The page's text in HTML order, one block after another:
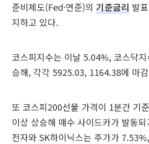
준비제도(Fed·연준)의 기준금리 발
지하고 있다.
코스피지수는 이날 5.04%, 코스닥
승해, 각각 5925.03, 1164.38에 마
또 코스피200선물 가격이 1분간 기
이상 상승해 매수 사이드카가 발동
전자와 SK하이닉스는 주가가